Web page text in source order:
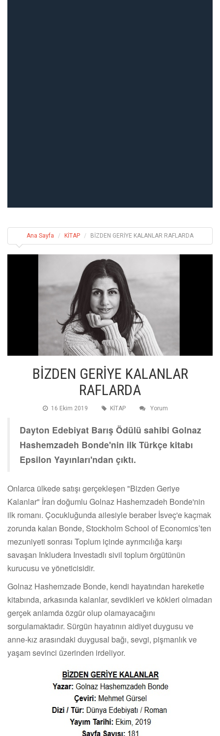
Ana Sayfa KİTAP BİZDEN GERİYE KALANLAR RAFLARDA
BİZDEN GERİYE KALANLAR
RAFLARDA
16 Ekim 2019 KİTAP Yorum
Dayton Edebiyat Barış Ödülü sahibi Golnaz
Hashemzadeh Bonde'nin ilk Türkçe kitabı
Epsilon Yayınları'ndan çıktı.
Onlarca ülkede satışı gerçekleşen "Bizden Geriye
Kalanlar" İran doğumlu Golnaz Hashemzadeh Bonde'nin
ilk romanı. Çocukluğunda ailesiyle beraber İsveç'e kaçmak
zorunda kalan Bonde, Stockholm School of Economics’ten
mezuniyeti sonrası Toplum içinde ayrımcılığa karşı
savaşan Inkludera Investadlı sivil toplum örgütünün
kurucusu ve yöneticisidir.
Golnaz Hashemzade Bonde, kendi hayatından hareketle
kitabında, arkasında kalanlar, sevdikleri ve kökleri olmadan
gerçek anlamda özgür olup olamayacağını
sorgulamaktadır. Sürgün hayatının aidiyet duygusu ve
anne-kız arasındaki duygusal bağı, sevgi, pişmanlık ve
yaşam sevinci üzerinden irdeliyor.